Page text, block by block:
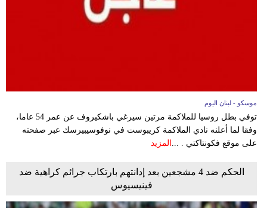
موسكو - لبنان اليوم
توفي بطل روسيا للملاكمة مرتين سيرغي باشكيروف عن عمر 54 عاما،
وفقا لما أعلنه نادي الملاكمة كريبوست في نوفوسيبيرسك عبر صفحته
على موقع فكونتاكتي . ... المزيد
الحكم ضد 4 مشجعين بعد إدانتهم بارتكاب جرائم كراهية ضد
فينيسيوس